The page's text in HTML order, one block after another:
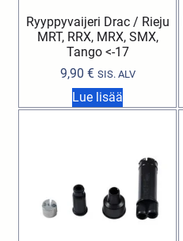
Ryyppyvaijeri Drac / Rieju
MRT, RRX, MRX, SMX,
Tango <-17
9,90 € SIS. ALV
Lue lisää